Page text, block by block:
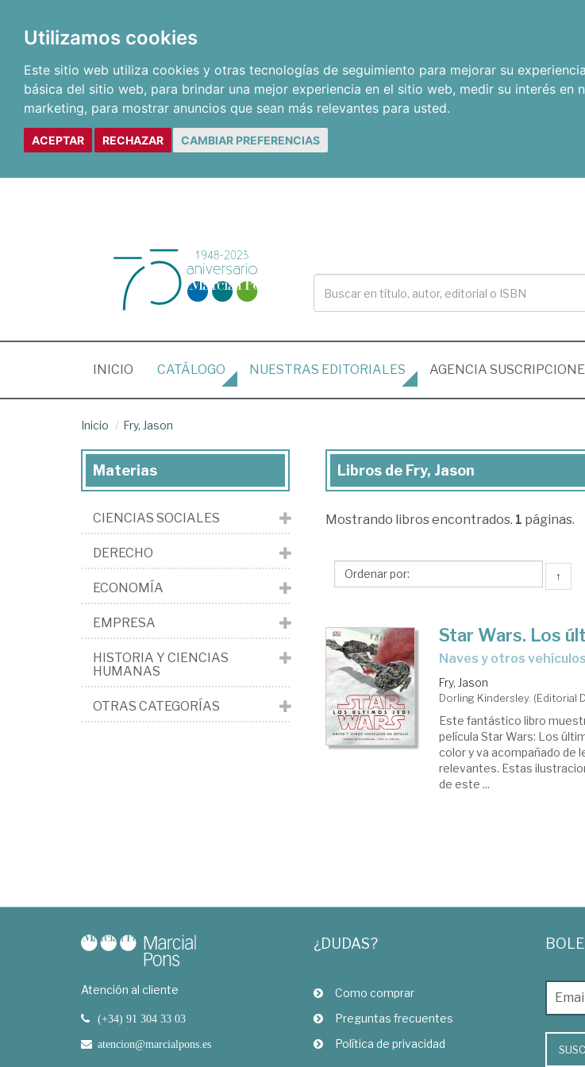
Utilizamos cookies
Este sitio web utiliza cookies y otras tecnologías de seguimiento para mejorar su
básica del sitio web, para brindar una mejor experiencia en el sitio web, medir su interés en
marketing, para mostrar anuncios que sean más relevantes para usted.
ACEPTAR RECHAZAR CAMBIAR PREFERENCIAS
INICIO (CURRENT)
CATÁLOGO NUESTRAS EDITORIALES AGENCIA
Inicio Fry, Jason
Libros
Fry,
Libros de Fry, Jason
Mostrando libros encontrados. 1 páginas.
↑
Star Wars. Los
Naves y otros
Fry, Jason
Dorling Kindersley. (Editorial
Este fantástico libro
película Star Wars: Los
color y va acompañado de
relevantes. Estas
de este ...
Materias
CIENCIAS SOCIALES
DERECHO
ECONOMÍA
EMPRESA
HISTORIA Y CIENCIAS
HUMANAS
OTRAS CATEGORÍAS
Atención al cliente
(+34) 91 304 33 03
atencion@marcialpons.es
¿DUDAS?
Como comprar
Preguntas frecuentes
Política de privacidad